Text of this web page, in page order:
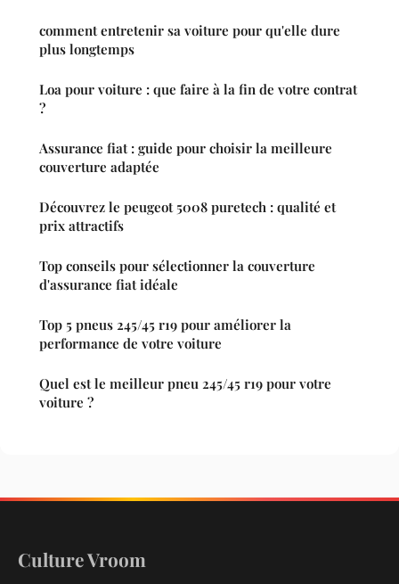
comment entretenir sa voiture pour qu'elle dure
plus longtemps
Loa pour voiture : que faire à la fin de votre contrat
?
Assurance fiat : guide pour choisir la meilleure
couverture adaptée
Découvrez le peugeot 5008 puretech : qualité et
prix attractifs
Top conseils pour sélectionner la couverture
d'assurance fiat idéale
Top 5 pneus 245/45 r19 pour améliorer la
performance de votre voiture
Quel est le meilleur pneu 245/45 r19 pour votre
voiture ?
Culture Vroom